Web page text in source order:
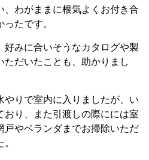
、わがままに根気よくお付き合
たです。
好みに合いそうなカタログや製
だいたことも、助かりまし
やりで室内に入りましたが、い
おり、また引渡しの際にには室
戸やベランダまでお掃除いただ